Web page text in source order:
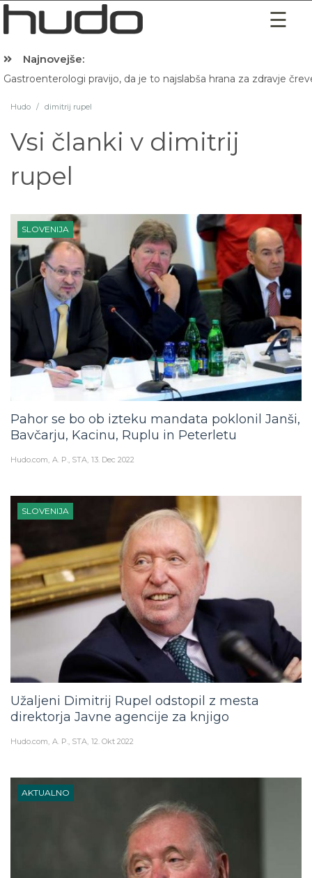
Najnovejše:
Gastroenterologi pravijo, da je to najslabša hrana za zdravje
Hudo / dimitrij rupel
Vsi članki v dimitrij
rupel
SLOVENIJA
Pahor se bo ob izteku mandata poklonil Janši,
Bavčarju, Kacinu, Ruplu in Peterletu
Hudo.com A. P., STA 13. Dec 2022
SLOVENIJA
Užaljeni Dimitrij Rupel odstopil z mesta
direktorja Javne agencije za knjigo
Hudo.com A. P., STA 12. Okt 2022
AKTUALNO